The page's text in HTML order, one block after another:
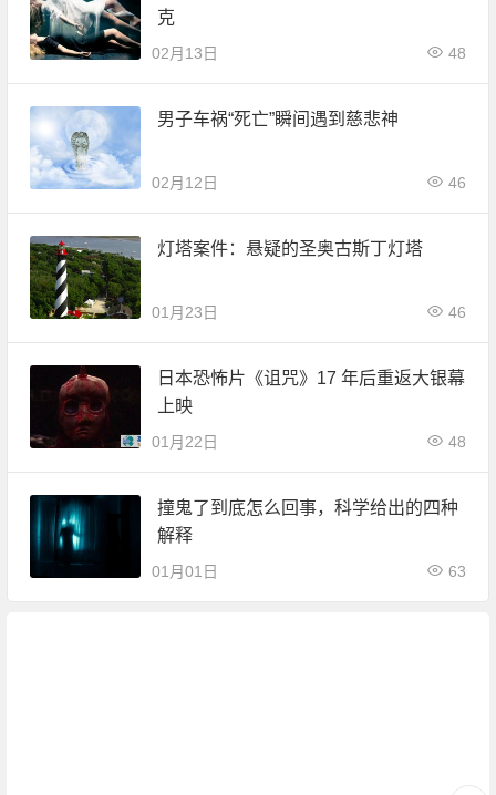
克
02月13日 48
男子车祸“死亡”瞬间遇到慈悲神
02月12日 46
灯塔案件：悬疑的圣奥古斯丁灯塔
01月23日 46
日本恐怖片《诅咒》17 年后重返大银幕
上映
01月22日 48
撞鬼了到底怎么回事，科学给出的四种
解释
01月01日 63